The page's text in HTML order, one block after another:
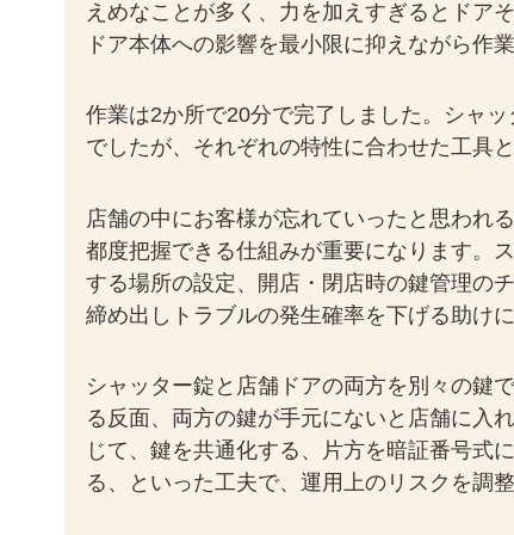
えめなことが多く、力を加えすぎるとドア
ドア本体への影響を最小限に抑えながら作
作業は2か所で20分で完了しました。シャ
でしたが、それぞれの特性に合わせた工具
店舗の中にお客様が忘れていったと思われ
都度把握できる仕組みが重要になります。
する場所の設定、開店・閉店時の鍵管理の
締め出しトラブルの発生確率を下げる助けに
シャッター錠と店舗ドアの両方を別々の鍵
る反面、両方の鍵が手元にないと店舗に入
じて、鍵を共通化する、片方を暗証番号式
る、といった工夫で、運用上のリスクを調整